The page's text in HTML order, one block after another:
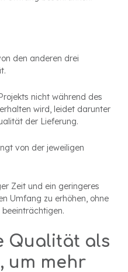
den anderen drei
nicht während des
wird, leidet darunter
der Lieferung.
von der jeweiligen
Zeit und ein geringeres
Umfang zu erhöhen, ohne
Qualität als
um mehr